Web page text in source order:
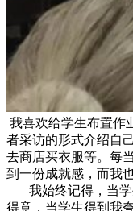
我喜欢给学生布置作
者采访的形式介绍自
去商店买衣服等。每
到一份成就感，而我
我始终记得，当学
得意，当学生得到我